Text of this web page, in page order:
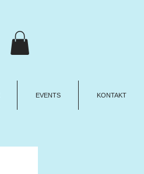
EVENTS KONTAKT